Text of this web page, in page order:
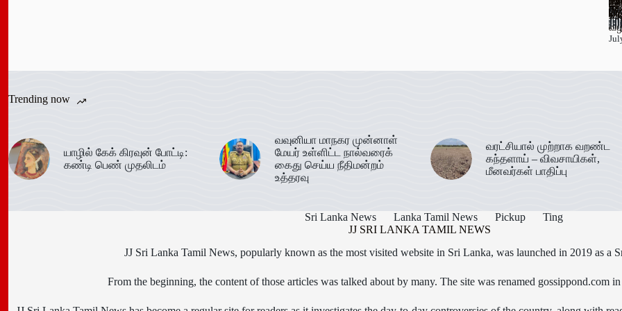
67
Trending now
யாழில் கேக் கிரவுன் போட்டி:
கண்டி பெண் முதலிடம்
வவுனியா மாநகர முன்னாள்
மேயர் உள்ளிட்ட நால்வரைக்
கைது செய்ய நீதிமன்றம்
உத்தரவு
வரட்சியால் முற்றாக வறண்ட
கந்தளாய் – விவசாயிகள்,
மீனவர்கள் பாதிப்பு
Sri Lanka News Lanka Tamil News Pickup
Ting
JJ SRI LANKA TAMIL NEWS
JJ Sri Lanka Tamil News, popularly known as the most visited website in Sri Lanka, was launched in 2019 as a
From the beginning, the content of those articles was talked about by many. The site was renamed gossippond.com